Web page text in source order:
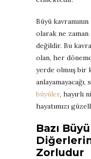
Büyü
olarak ne
değildir. Bu
olan, her
yerde olmuş bir
büyüler, hayırlı
hayatımızı
Bazı
Zorludur